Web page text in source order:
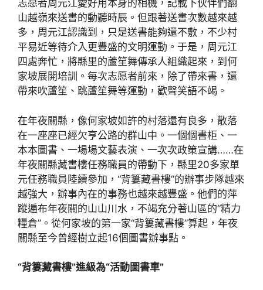
志愿者周元江愛好用本身的相機，記載下伙伴們翻
山越嶺來送書的動聽時辰。但跟著送書次數越來越
多，周元江認識到，只是送書能夠還不敷，不少村
平易近等待介入更豐盛的文明運動。于是，周元江
四處奔忙，將縣里的蘆笙舞傳承人組織起來，到何
家坡展開培訓。每次志愿者前來，除了帶來書，還
帶來吹蘆笙、跳蘆笙舞等運動，歡聲笑語不竭。
在年夜關縣，像何家坡如許的村落還有良多，散落
在一座座已經欠亨公路的群山中。一個個書柜、一
本本圖書、一場場文藝表演、一次次政策宣講……在
年夜關縣藏書樓任務職員的帶動下，縣里20多家單
元任務職員陸續參加，“背簍藏書樓”的辦事步隊越來
越強大，辦事內在的事務也越來越豐盛。他們的萍
蹤遍布年夜關的山山川水，不竭充分著山區的“精力
糧倉”。從何家坡的第一家“背簍藏書樓”算起，年夜
關縣至今曾經樹立起16個圖書辦事點。
“背簍藏書樓”進級為“活動圖書車”